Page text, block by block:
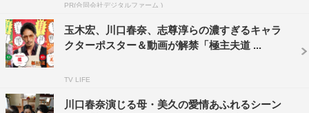
だけるとうれしいです。原作にはないオリジナルの要素、
例えば龍と美久のなれそめエピソードも描かれてきます
し、コミカルでありながらもハートフルな作品にしたいで
す。
PR(合同会社デジタルファーム )
玉木宏、川口春奈、志尊淳らの濃すぎるキャラ
クターポスター＆動画が解禁「極主夫道 ...
TV LIFE
川口春奈演じる母・美久の愛情あふれるシーン